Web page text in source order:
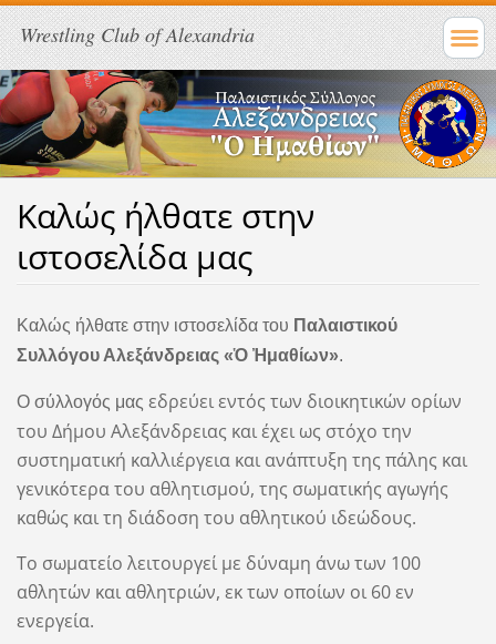
Wrestling Club of Alexandria
Καλώς ήλθατε στην
ιστοσελίδα μας
Καλώς ήλθατε στην ιστοσελίδα του Παλαιστικού
Συλλόγου Αλεξάνδρειας «Ὁ Ἠμαθίων».
Ο σύλλογός μας εδρεύει εντός των διοικητικών ορίων
του Δήμου Αλεξάνδρειας και έχει ως στόχο την
συστηματική καλλιέργεια και ανάπτυξη της πάλης και
γενικότερα του αθλητισμού, της σωματικής αγωγής
καθώς και τη διάδοση του αθλητικού ιδεώδους.
Το σωματείο λειτουργεί με δύναμη άνω των 100
αθλητών και αθλητριών, εκ των οποίων οι 60 εν
ενεργεία.